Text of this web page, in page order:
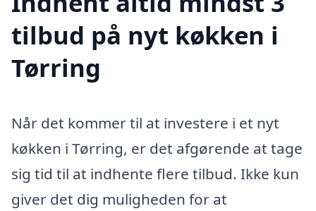
tilbud på nyt køkken i
Tørring
Når det kommer til at investere i et nyt
køkken i Tørring, er det afgørende at tage
sig tid til at indhente flere tilbud. Ikke kun
giver det dig muligheden for at